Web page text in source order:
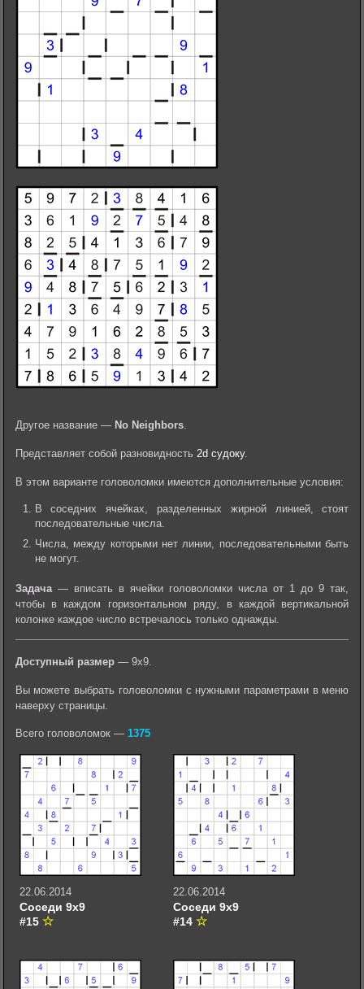
Другое название — No Neighbors.
Представляет собой разновидность 2d судоку.
В этом варианте головоломки имеются дополнительные условия:
В соседних ячейках, разделенных жирной линией, стоят
последовательные числа.
Числа, между которыми нет линии, последовательными быть
не могут.
Задача— вписать в ячейки головоломки числа от 1 до 9 так,
чтобы в каждом горизонтальном ряду, в каждой вертикальной
колонке каждое число встречалось только однажды.
Доступный размер— 9х9.
Вы можете выбрать головоломки с нужными параметрами в меню
наверху страницы.
Всего головоломок — 1375
22.06.2014
Соседи 9х9
#15
22.06.2014
Соседи 9х9
#14